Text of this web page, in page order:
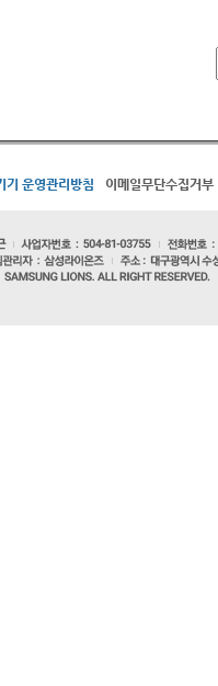
기 운영관리방침 이메일무단수집거부